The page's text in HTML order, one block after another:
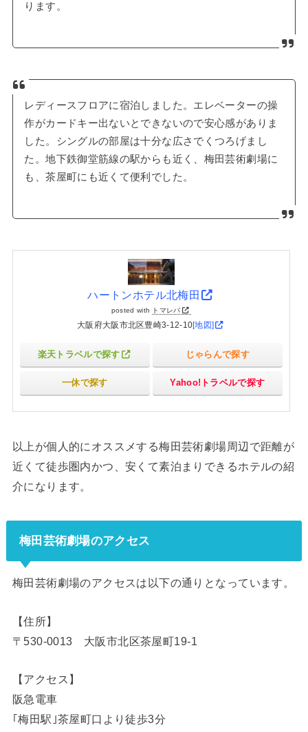
ります。
レディースフロアに宿泊しました。エレベーターの操
作がカードキー出ないとできないので安心感がありま
した。シングルの部屋は十分な広さでくつろげまし
た。地下鉄御堂筋線の駅からも近く、梅田芸術劇場に
も、茶屋町にも近くて便利でした。
ハートンホテル北梅田
posted with トマレバ
大阪府大阪市北区豊崎3-12-10[地図]
楽天トラベルで探す じゃらんで探す
一休で探す Yahoo!トラベルで探す
以上が個人的にオススメする梅田芸術劇場周辺で距離が
近くて徒歩圏内かつ、安くて素泊まりできるホテルの紹
介になります。
梅田芸術劇場のアクセス
梅田芸術劇場のアクセスは以下の通りとなっています。
【住所】
〒530-0013 大阪市北区茶屋町19-1
【アクセス】
阪急電車
｢梅田駅｣茶屋町口より徒歩3分